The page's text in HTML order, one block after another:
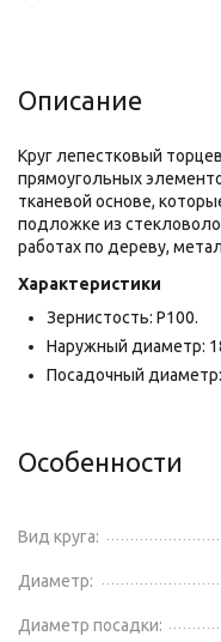
Описание
Круг лепестковый
прямоугольных
тканевой основе,
подложке из
работах по дереву,
Характеристики
Зернистость: Р100.
Наружный диаметр:
Посадочный
Особенности
Вид круга:
Диаметр:
Диаметр посадки: